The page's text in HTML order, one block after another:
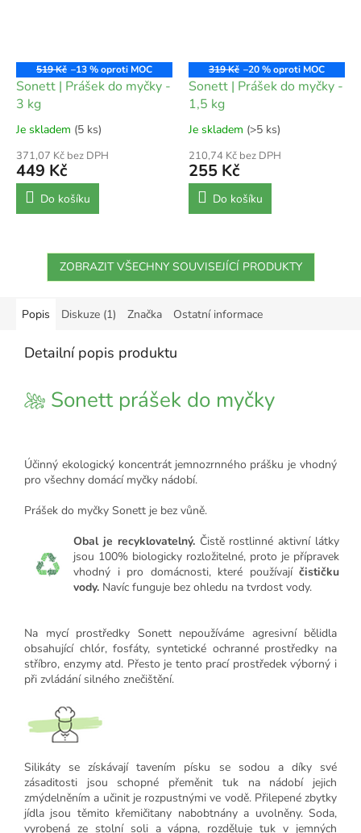
519 Kč –13 %
Sonett | Prášek do myčky -
3 kg
Je skladem (5 ks)
371,07 Kč bez DPH
449 Kč
Do košíku
319 Kč –20 %
Sonett | Prášek do myčky -
1,5 kg
Je skladem (>5 ks)
210,74 Kč bez DPH
255 Kč
Do košíku
ZOBRAZIT VŠECHNY SOUVISEJÍCÍ PRODUKTY
Popis Diskuze (1) Značka Ostatní informace
Detailní popis produktu
Sonett prášek do myčky
Účinný ekologický koncentrát jemnozrnného prášku je vhodný
pro všechny domácí myčky nádobí.
Prášek do myčky Sonett je bez vůně.
Obal je recyklovatelný. Čistě rostlinné aktivní látky
jsou 100% biologicky rozložitelné, proto je přípravek
vhodný i pro domácnosti, které používají čističku
vody. Navíc funguje bez ohledu na tvrdost vody.
Na mycí prostředky Sonett nepoužíváme agresivní bělidla
obsahující chlór, fosfáty, syntetické ochranné prostředky na
stříbro, enzymy atd. Přesto je tento prací prostředek výborný i
při zvládání silného znečištění.
Silikáty se získávají tavením písku se sodou a díky své
zásaditosti jsou schopné přeměnit tuk na nádobí jejich
zmýdelněním a učinit je rozpustnými ve vodě. Přilepené zbytky
jídla jsou těmito křemičitany nabobtnány a uvolněny. Soda,
vyrobená ze stolní soli a vápna, rozděluje tuk v jemných